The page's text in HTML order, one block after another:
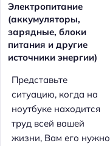
Электропитание
(аккумуляторы,
зарядные, блоки
питания и другие
источники энергии)
Представьте
ситуацию, когда на
ноутбуке находится
труд всей вашей
жизни, Вам его нужно